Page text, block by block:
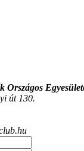
Országos
út 130.